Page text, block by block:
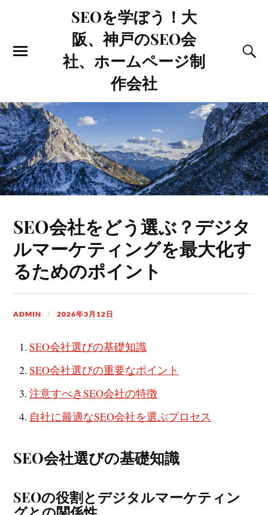
SEOを学ぼう！大
阪、神戸のSEO会
社、ホームページ制
作会社
SEO会社をどう選ぶ？デジタ
ルマーケティングを最大化す
るためのポイント
ADMIN 2026年3月12日
SEO会社選びの基礎知識
SEO会社選びの重要なポイント
注意すべきSEO会社の特徴
自社に最適なSEO会社を選ぶプロセス
SEO会社選びの基礎知識
SEOの役割とデジタルマーケティン